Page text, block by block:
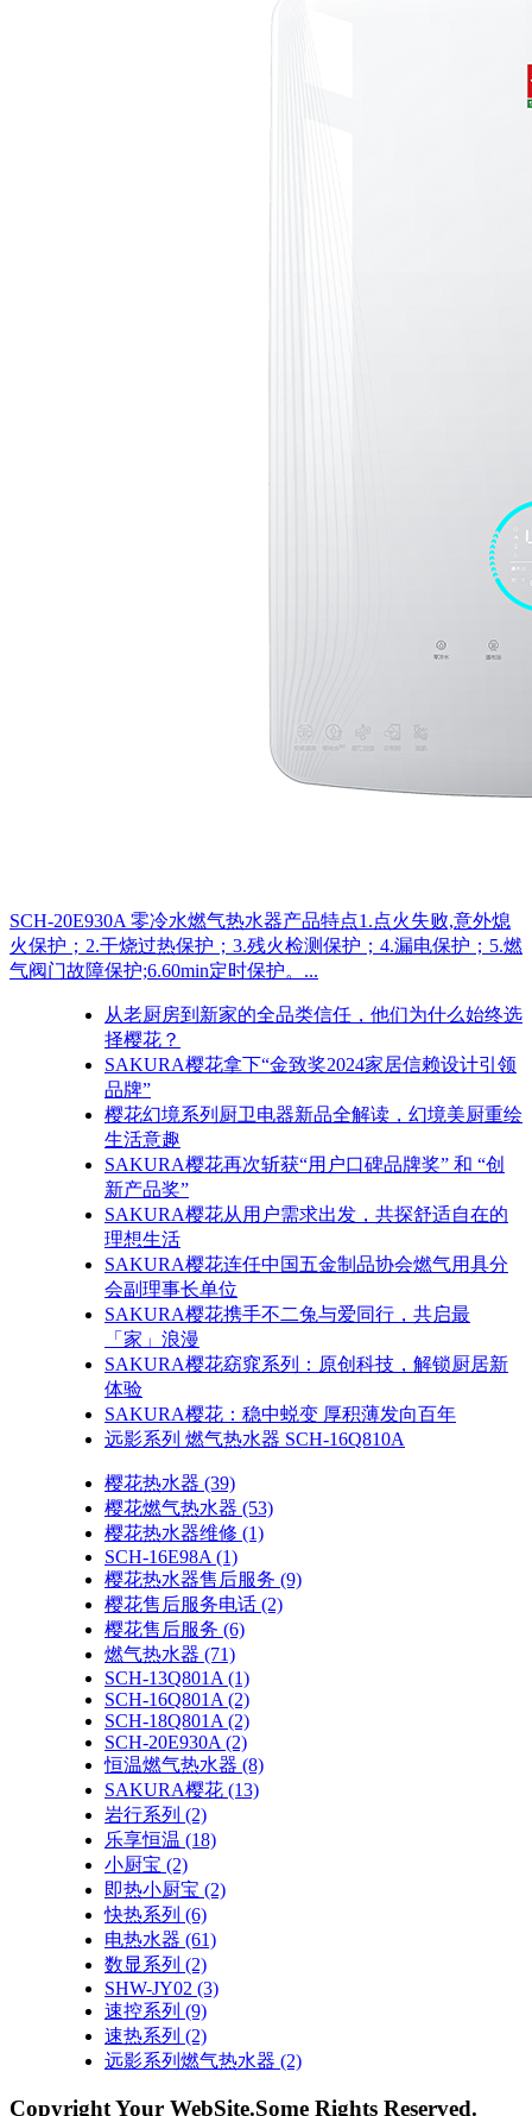
SCH-20E930A 零冷水燃气热水器产品特点1.点火失败,意外熄
火保护；2.干烧过热保护；3.残火检测保护；4.漏电保护；5.燃
气阀门故障保护;6.60min定时保护。...
从老厨房到新家的全品类信任，他们为什么始终选
择樱花？
SAKURA樱花拿下“金致奖2024家居信赖设计引领
品牌”
樱花幻境系列厨卫电器新品全解读，幻境美厨重绘
生活意趣
SAKURA樱花再次斩获“用户口碑品牌奖” 和 “创
新产品奖”
SAKURA樱花从用户需求出发，共探舒适自在的
理想生活
SAKURA樱花连任中国五金制品协会燃气用具分
会副理事长单位
SAKURA樱花携手不二兔与爱同行，共启最
「家」浪漫
SAKURA樱花窈窕系列：原创科技，解锁厨居新
体验
SAKURA樱花：稳中蜕变 厚积薄发向百年
远影系列 燃气热水器 SCH-16Q810A
樱花热水器 (39)
樱花燃气热水器 (53)
樱花热水器维修 (1)
SCH-16E98A (1)
樱花热水器售后服务 (9)
樱花售后服务电话 (2)
樱花售后服务 (6)
燃气热水器 (71)
SCH-13Q801A (1)
SCH-16Q801A (2)
SCH-18Q801A (2)
SCH-20E930A (2)
恒温燃气热水器 (8)
SAKURA樱花 (13)
岩行系列 (2)
乐享恒温 (18)
小厨宝 (2)
即热小厨宝 (2)
快热系列 (6)
电热水器 (61)
数显系列 (2)
SHW-JY02 (3)
速控系列 (9)
速热系列 (2)
远影系列燃气热水器 (2)
Copyright Your WebSite.Some Rights Reserved.